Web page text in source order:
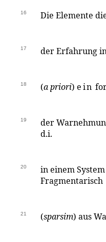
16 Die Elemente
17 der Erfahrung
18 (a priori) ein
19
der
d.i.
20
in einem
Fragmentarisch
21 (sparsim) aus